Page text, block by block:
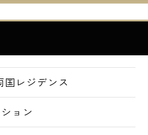
円（税別）
3,000円（税別）
ー○
国レジデンス
ョン